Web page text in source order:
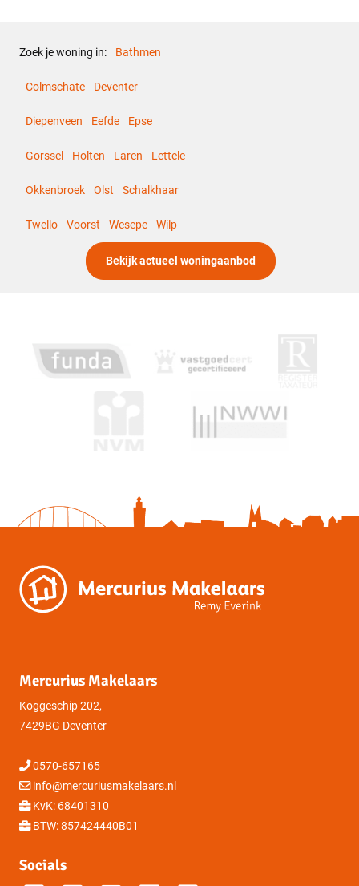
Onderhoud buiten Goed
Onderhoud binnen
Huidige gebruik Woonruimte
Eigendomssituatie Volle eigendom
3674
Eigendomssituatie Volle eigendom
Sectie
Perceelnummer
Zoek je woning in: Bathmen
Colmschate Deventer
Diepenveen Eefde Epse
Gorssel Holten Laren Lettele
Okkenbroek Olst Schalkhaar
Twello Voorst Wesepe Wilp
Bekijk actueel woningaanbod
Mercurius Makelaars
Koggeschip 202,
7429BG Deventer
0570-657165
info@mercuriusmakelaars.nl
KvK: 68401310
BTW: 857424440B01
Socials